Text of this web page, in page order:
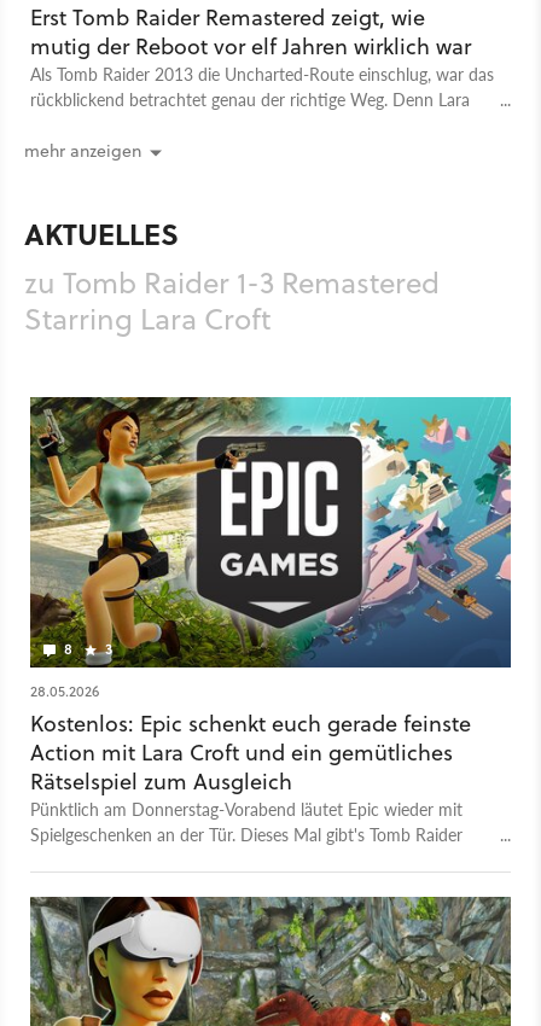
Erst Tomb Raider Remastered zeigt, wie
mutig der Reboot vor elf Jahren wirklich war
Als Tomb Raider 2013 die Uncharted-Route einschlug, war das
rückblickend betrachtet genau der richtige Weg. Denn Lara
mehr anzeigen
AKTUELLES
zu Tomb Raider 1-3 Remastered
Starring Lara Croft
8 3
28.05.2026
Kostenlos: Epic schenkt euch gerade feinste
Action mit Lara Croft und ein gemütliches
Rätselspiel zum Ausgleich
Pünktlich am Donnerstag-Vorabend läutet Epic wieder mit
Spielgeschenken an der Tür. Dieses Mal gibt's Tomb Raider